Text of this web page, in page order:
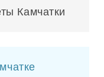
Камчатки